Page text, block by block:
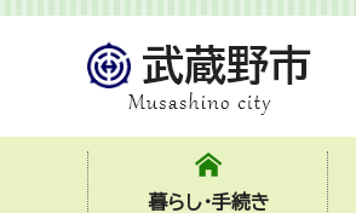
暮らし・手続き